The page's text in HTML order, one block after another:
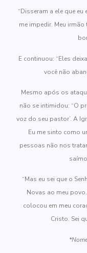
“Disseram a ele que
me impedir. Meu
E continuou: “Eles
você não
Mesmo após os
não se intimidou: “O
voz do seu pastor’. A
Eu me sinto como
pessoas não nos
“Mas eu sei que o
Novas ao meu
colocou em meu
Cristo. Sei